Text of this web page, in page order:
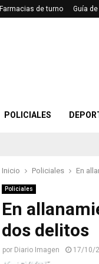
Farmacias de turno Guía
POLICIALES
Inicio Policiales En
Policiales
En
dos delitos
por Diario Imagen 17/10/